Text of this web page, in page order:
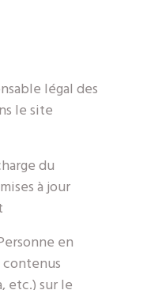
légal des
le site
du
à jour
en
contenus